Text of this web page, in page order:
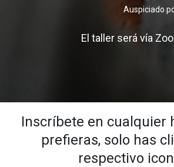
Auspiciado
El taller será vía
Inscríbete en cualquier
prefieras, solo has
respectivo